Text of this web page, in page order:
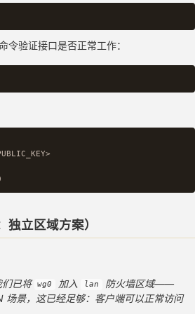
令验证接口是否正常工作：
立区域方案）
们已将 wg0 加入 lan
防火墙区域——
场景，这已经足够：客户端可以正常访问